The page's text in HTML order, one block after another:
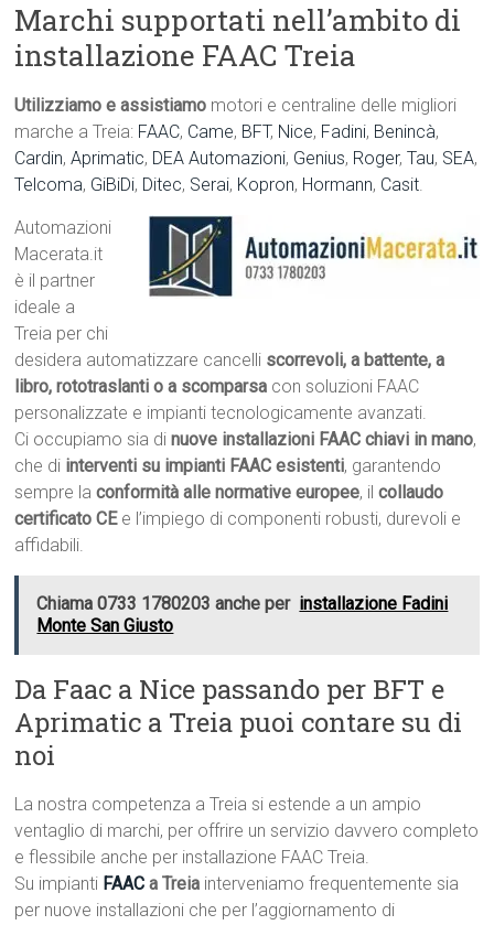
Marchi supportati nell’ambito di
installazione FAAC Treia
Utilizziamo e assistiamo motori e centraline delle migliori
marche a Treia: FAAC, Came, BFT, Nice, Fadini, Benincà,
Cardin,Aprimatic, DEA Automazioni, Genius, Roger,Tau, SEA,
Telcoma, GiBiDi, Ditec, Serai, Kopron, Hormann, Casit.
Automazioni
Macerata.it
è il partner
ideale a
Treia per chi
desidera automatizzare cancelli scorrevoli, a battente, a
libro, rototraslanti o a scomparsa con soluzioni FAAC
personalizzate e impianti tecnologicamente avanzati.
Ci occupiamo sia dinuove installazioni FAAC chiavi in mano,
che di interventi su impianti FAAC esistenti, garantendo
sempre laconformità alle normative europee, ilcollaudo
certificato CEe l’impiego di componenti robusti, durevoli e
affidabili.
Chiama 0733 1780203 anche per installazione Fadini
Monte San Giusto
Da Faac a Nice passando per BFT e
Aprimatic a Treia puoi contare su di
noi
La nostra competenza a Treia si estende a un ampio
ventaglio di marchi, per offrire un servizio davvero completo
e flessibile anche per installazione FAAC Treia.
Su impianti FAAC a Treia interveniamo frequentemente sia
per nuove installazioni che per l’aggiornamento di